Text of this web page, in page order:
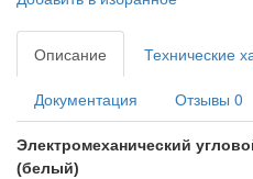
Описание
Технические
Документация Отзывы 0
Электромеханический
(белый)